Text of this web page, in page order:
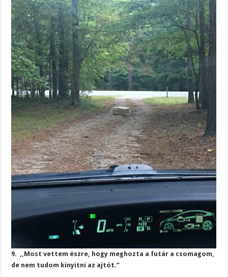
9. ,,Most vettem észre, hogy meghozta a futár a csomagom,
de nem tudom kinyitni az ajtót.”